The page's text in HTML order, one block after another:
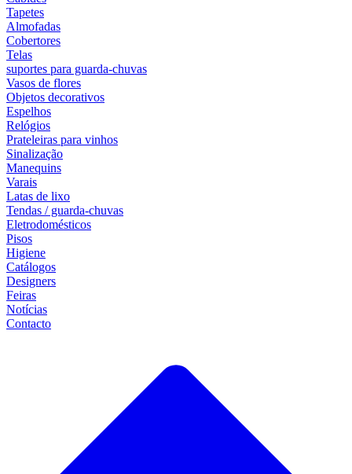
Tapetes
Almofadas
Cobertores
Telas
suportes para guarda-chuvas
Vasos de flores
Objetos decorativos
Espelhos
Relógios
Prateleiras para vinhos
Sinalização
Manequins
Varais
Latas de lixo
Tendas / guarda-chuvas
Eletrodomésticos
Pisos
Higiene
Catálogos
Designers
Feiras
Notícias
Contacto